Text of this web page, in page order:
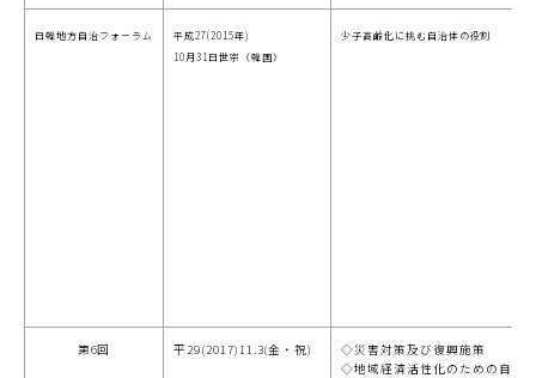
日韓地方自治フォーラム
平成27(2015年)
10月31日世宗（韓国）
少子高齢化に挑む自治体の役割
第6回 平29(2017)11.3(金・祝)
◇災害対策及び復興施策
◇地域経済活性化のための自治